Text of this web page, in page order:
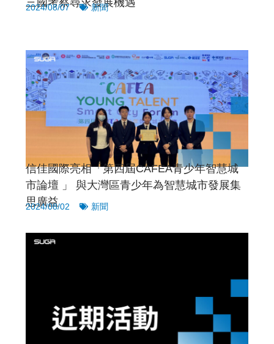
2024/08/07 新聞
信佳國際亮相「第四屆CAFEA青少年智慧城
市論壇 」 與大灣區青少年為智慧城市發展集
思廣益
2024/08/02 新聞